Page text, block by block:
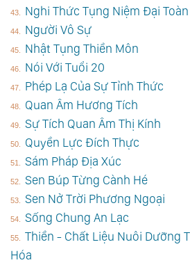
Nghi Thức Tụng Niệm Đại Toàn
Người Vô Sự
Nhật Tụng Thiền Môn
Nói Với Tuổi 20
Phép Lạ Của Sự Tỉnh Thức
Quan Âm Hương Tích
Sự Tích Quan Âm Thị Kính
Quyền Lực Đích Thực
Sám Pháp Địa Xúc
Sen Búp Từng Cành Hé
Sen Nở Trời Phương Ngoại
Sống Chung An Lạc
Thiền - Chất Liệu Nuôi Dưỡng
Hóa